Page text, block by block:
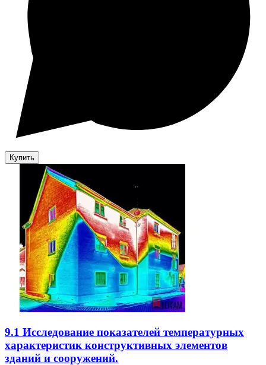
Купить
9.1 Исследование показателей температурных
характеристик конструктивных элементов
зданий и сооружений.